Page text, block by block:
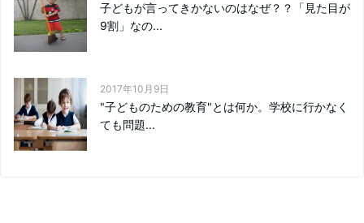
子どもが言ってきかないのはなぜ？？「見た目が
9割」なの...
2017年10月9日
"子どものための教育"とは何か。学校に行かなく
ても問題...